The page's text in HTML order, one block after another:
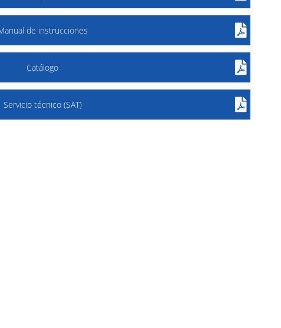
de instrucciones
Catálogo
Servicio técnico (SAT)